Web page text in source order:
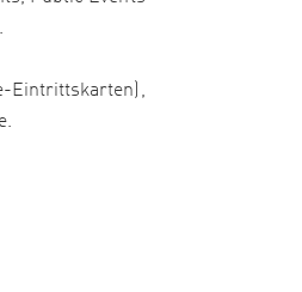
Eintrittskarten),